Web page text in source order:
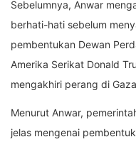
Sebelumnya, Anwar
berhati-hati sebelum
pembentukan Dewan
Amerika Serikat Donald
mengakhiri perang di
Menurut Anwar,
jelas mengenai